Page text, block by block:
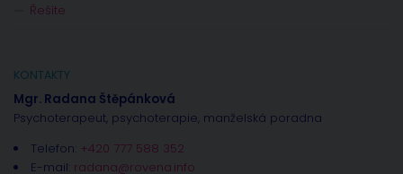
Řešíte
KONTAKTY
Mgr. Radana Štěpánková
Psychoterapeut, psychoterapie, manželská poradna
Telefon: +420 777 588 352
E-mail: radana@rovena.info